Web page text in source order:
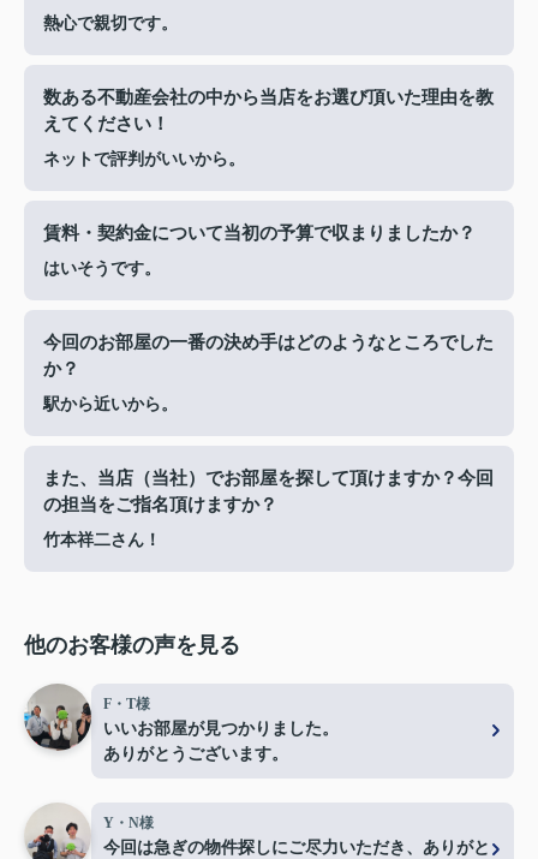
熱心で親切です。
数ある不動産会社の中から当店をお選び頂いた理由を教
えてください！
ネットで評判がいいから。
賃料・契約金について当初の予算で収まりましたか？
はいそうです。
今回のお部屋の一番の決め手はどのようなところでした
か？
駅から近いから。
また、当店（当社）でお部屋を探して頂けますか？今回
の担当をご指名頂けますか？
竹本祥二さん！
他のお客様の声を見る
F・T様
いいお部屋が見つかりました。
ありがとうございます。
Y・N様
今回は急ぎの物件探しにご尽力いただき、ありがと